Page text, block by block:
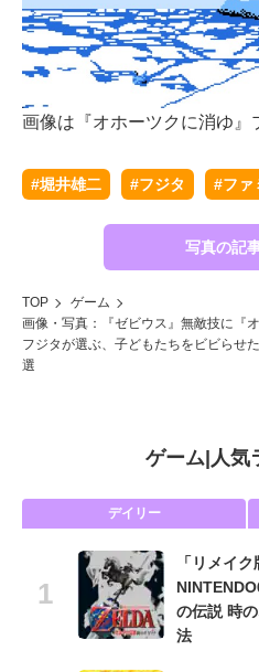
画像は『オホーツクに消ゆ』
#堀井雄二 #フジタ #ファ
写真の記
TOP
ゲーム
画像・写真：『ゼビウス』無敵技に『
フジタが選ぶ、子どもたちをビビらせ
選
ゲーム| 人気
デイリー
「リメイ
の伝説 時
法